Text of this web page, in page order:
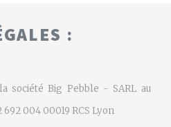
:
société Big Pebble - SARL au
004 00019 RCS Lyon